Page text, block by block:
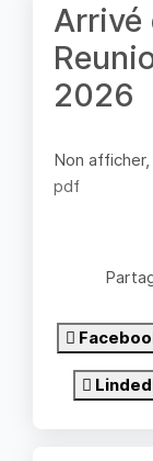
Arrivé
2026
Non
pdf